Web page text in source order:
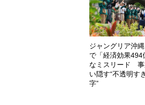
ジャングリア沖
で「経済効果494
なミスリード 事
い隠す“不透明す
字”